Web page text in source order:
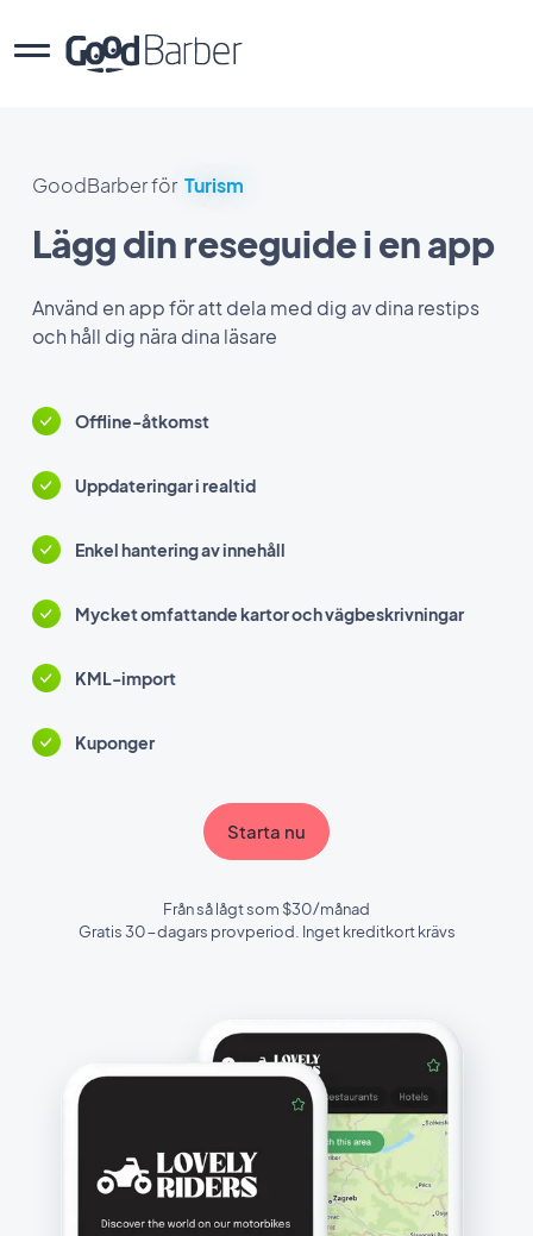
GoodBarber för Turism
Lägg din reseguide i en app
Använd en app för att dela med dig av dina restips
och håll dig nära dina läsare
Offline-åtkomst
Uppdateringar i realtid
Enkel hantering av innehåll
Mycket omfattande kartor och vägbeskrivningar
KML-import
Kuponger
Starta nu
Från så lågt som $30/månad
Gratis 30-dagars provperiod. Inget kreditkort krävs